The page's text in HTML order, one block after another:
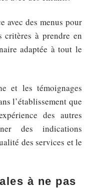
avec des menus pour
critères à prendre en
adaptée à tout le
et les témoignages
l’établissement que
des autres
des indications
des services et le
à ne pas